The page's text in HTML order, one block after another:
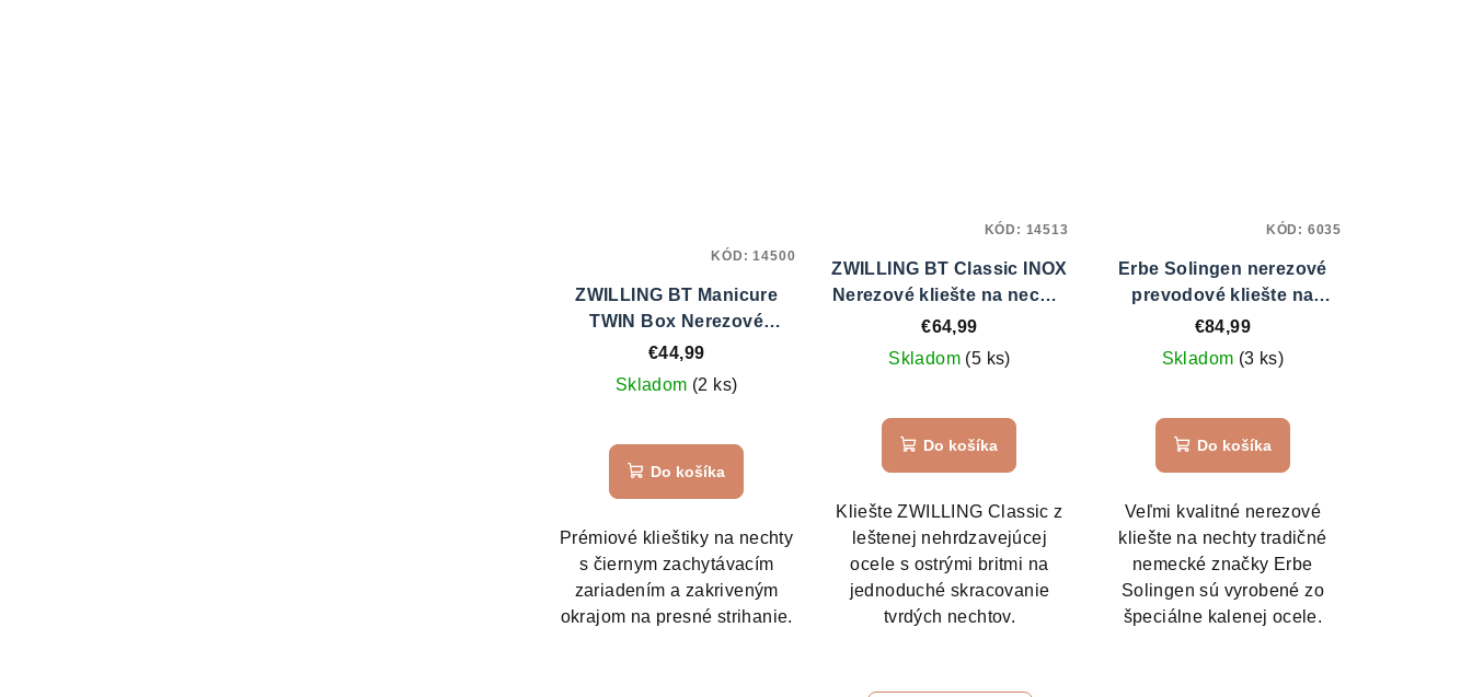
ZWILLING BT Manicure
TWIN Box Nerezové
klištiky na nechty 9 cm č.
42401
€44,99
Skladom (2 ks)
Do košíka
Prémiové klieštiky na nechty
s čiernym zachytávacím
zariadením a zakriveným
okrajom na presné strihanie.
KÓD: 14500
ZWILLING BT Classic INOX
Nerezové kliešte na nechty
11 cm č. 42461
€64,99
Skladom (5 ks)
Do košíka
Kliešte ZWILLING Classic z
leštenej nehrdzavejúcej
ocele s ostrými britmi na
jednoduché skracovanie
tvrdých nechtov.
KÓD: 14513
Erbe Solingen nerezové
prevodové kliešte na
nechty 91769
€84,99
Skladom (3 ks)
Do košíka
Veľmi kvalitné nerezové
kliešte na nechty tradičné
nemecké značky Erbe
Solingen sú vyrobené zo
špeciálne kalenej ocele.
KÓD: 6035